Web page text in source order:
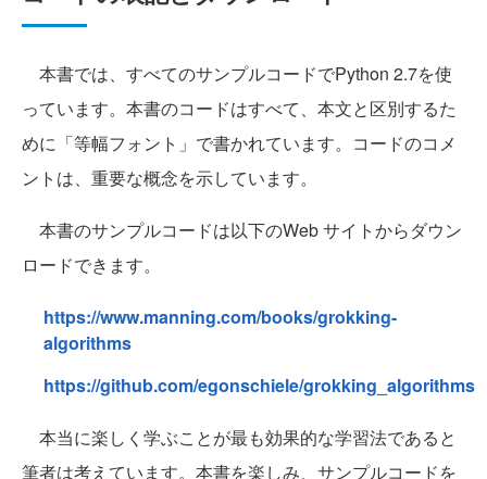
本書では、すべてのサンプルコードでPython 2.7を使
っています。本書のコードはすべて、本文と区別するた
めに「等幅フォント」で書かれています。コードのコメ
ントは、重要な概念を示しています。
本書のサンプルコードは以下のWeb サイトからダウン
ロードできます。
https://www.manning.com/books/grokking-
algorithms
https://github.com/egonschiele/grokking_algorithms
本当に楽しく学ぶことが最も効果的な学習法であると
筆者は考えています。本書を楽しみ、サンプルコードを